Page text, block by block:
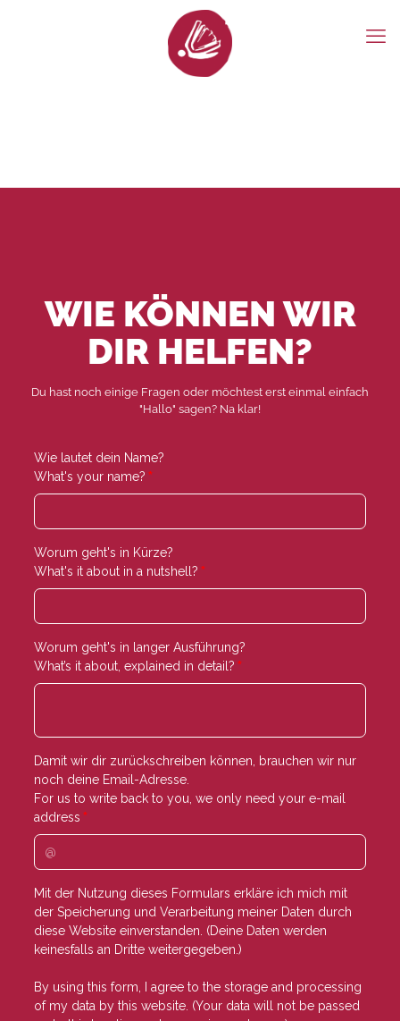
WIE KÖNNEN WIR
DIR HELFEN?
Du hast noch einige Fragen oder möchtest erst einmal einfach
"Hallo" sagen? Na klar!